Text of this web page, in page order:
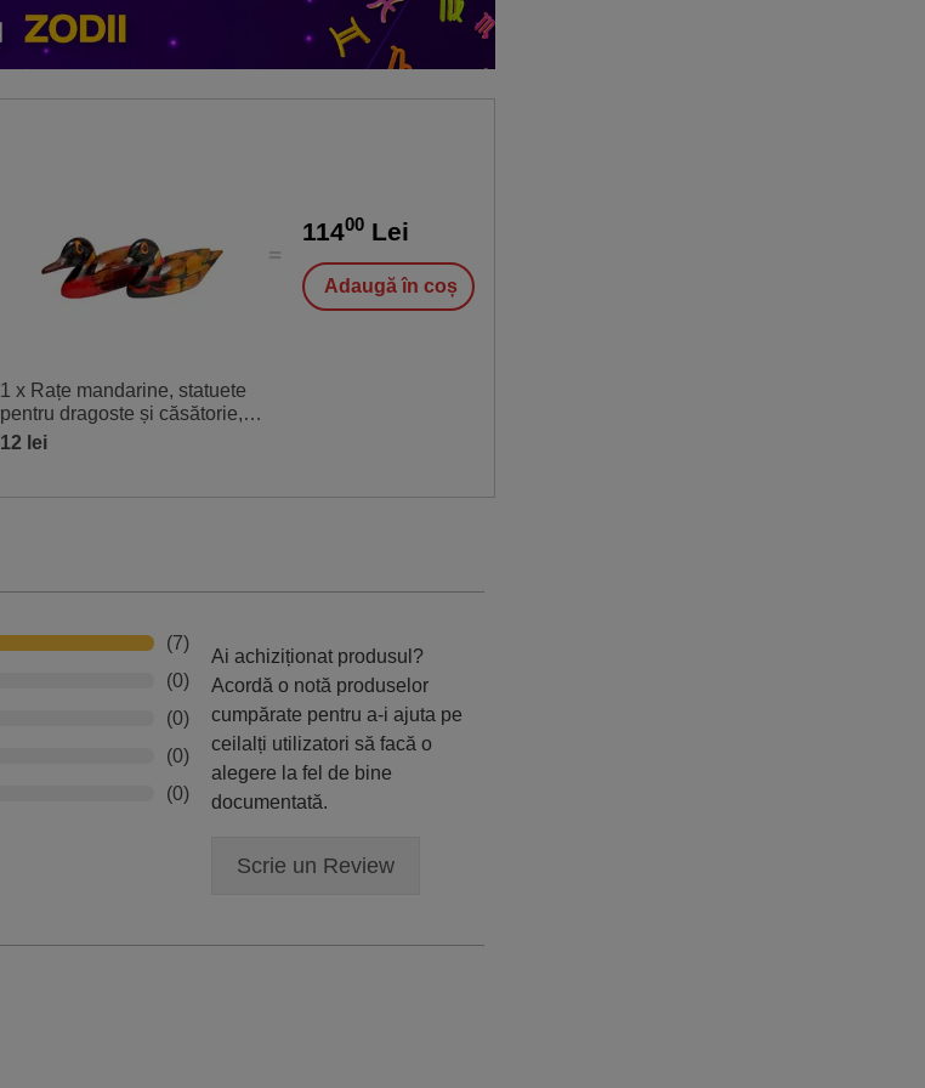
1 x Rațe mandarine, statuete
pentru dragoste și căsătorie,
set 2 buc. lemn 5 cm
12 lei
11400 Lei
Adaugă în coș
(7)
(0)
(0)
(0)
(0)
Ai achiziționat produsul?
Acordă o notă produselor
cumpărate pentru a-i ajuta pe
ceilalți utilizatori să facă o
alegere la fel de bine
documentată.
Scrie un Review